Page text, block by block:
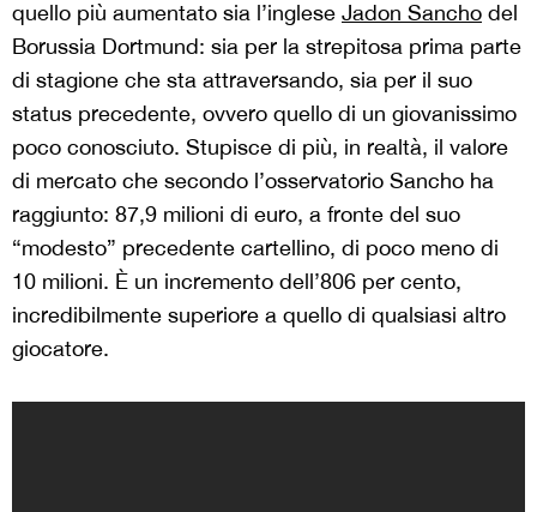
quello più aumentato sia l’inglese Jadon Sancho del
Borussia Dortmund: sia per la strepitosa prima parte
di stagione che sta attraversando, sia per il suo
status precedente, ovvero quello di un giovanissimo
poco conosciuto. Stupisce di più, in realtà, il valore
di mercato che secondo l’osservatorio Sancho ha
raggiunto: 87,9 milioni di euro, a fronte del suo
“modesto” precedente cartellino, di poco meno di
10 milioni. È un incremento dell’806 per cento,
incredibilmente superiore a quello di qualsiasi altro
giocatore.